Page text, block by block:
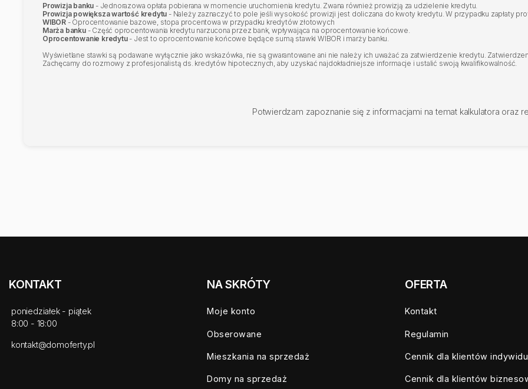
Prowizja banku - Jednorazowa opłata pobierana w momencie uruchomienia kredytu. Zwana również prowizją za udzielenie kredytu.
Prowizja powiększa wartość kredytu - Należy zaznaczyć to pole jeśli wysokość prowizji jest doliczana do kwoty kredytu. W przypadku zapłaty
WIBOR - Oprocentowanie bazowe, stopa procentowa w przypadku kredytów złotowych
Marża banku- Część oprocentowania kredytu narzucona przez bank, wpływająca na oprocentowanie końcowe.
Oprocentowanie kredytu- Jest to oprocentowanie końcowe będące sumą stawki WIBOR i marży banku.
Wyświetlane stawki są podawane wyłącznie jako wskazówka, nie są gwarantowane ani nie należy ich uważać za zatwierdzenie kredytu.
Zachęcamy do rozmowy z profesjonalistą ds. kredytów hipotecznych, aby uzyskać najdokładniejsze informacje i ustalić swoją kwalifikowalność.
Potwierdzam zapoznanie się z informacjami na temat kalkulatora oraz
KONTAKT
poniedziałek - piątek
8:00 - 18:00
kontakt@domoferty.pl
NA SKRÓTY
Moje konto
Obserowane
Mieszkania na sprzedaż
Domy na sprzedaż
OFERTA
Kontakt
Regulamin
Cennik dla klientów
Cennik dla klientów